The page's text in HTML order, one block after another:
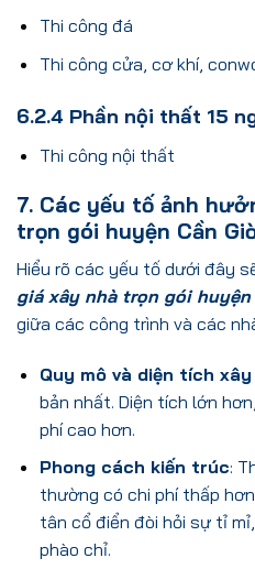
Thi công đá
Thi công cửa, cơ khí,
6.2.4 Phần nội thất 15
Thi công nội thất
7. Các yếu tố ảnh
trọn gói huyện Cần
Hiểu rõ các yếu tố dưới đây
giá xây nhà trọn gói huyện
giữa các công trình và các
Quy mô và diện tích
bản nhất. Diện tích lớn
phí cao hơn.
Phong cách kiến trúc:
thường có chi phí thấp
tân cổ điển đòi hỏi sự tỉ
phào chỉ.